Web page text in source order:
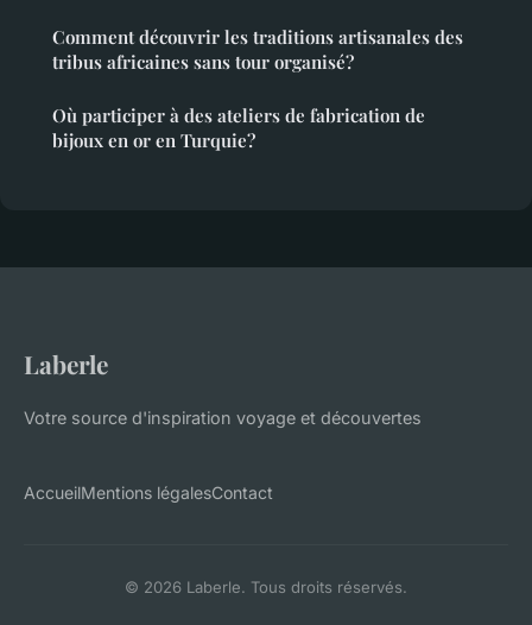
Comment découvrir les traditions artisanales des
tribus africaines sans tour organisé?
Où participer à des ateliers de fabrication de
bijoux en or en Turquie?
Laberle
Votre source d'inspiration voyage et découvertes
AccueilMentions légalesContact
© 2026 Laberle. Tous droits réservés.